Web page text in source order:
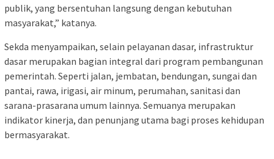
publik, yang bersentuhan langsung dengan kebutuhan
masyarakat,” katanya.
Sekda menyampaikan, selain pelayanan dasar, infrastruktur
dasar merupakan bagian integral dari program pembangunan
pemerintah. Seperti jalan, jembatan, bendungan, sungai dan
pantai, rawa, irigasi, air minum, perumahan, sanitasi dan
sarana-prasarana umum lainnya. Semuanya merupakan
indikator kinerja, dan penunjang utama bagi proses kehidupan
bermasyarakat.